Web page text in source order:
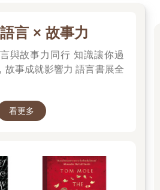
言 × 故事力
與故事力同行 知識讓你過
就影響力 語言書展全
看更多